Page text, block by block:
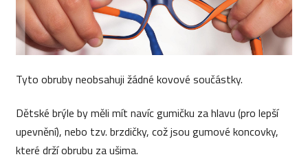
Tyto obruby neobsahuji žádné kovové součástky.
Dětské brýle by měli mít navíc gumičku za hlavu (pro lepší
upevnění), nebo tzv. brzdičky, což jsou gumové koncovky,
které drží obrubu za ušima.